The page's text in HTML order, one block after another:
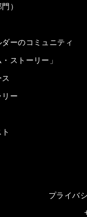
）
ーのコミュニティ
ストーリー」
リー
プライバ